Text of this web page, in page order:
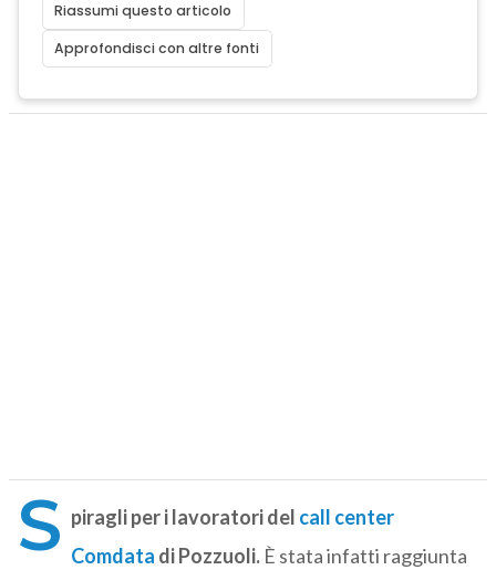
Riassumi questo articolo
Approfondisci con altre fonti
S piragli per i lavoratori del call center
Comdata di Pozzuoli.È stata infatti raggiunta